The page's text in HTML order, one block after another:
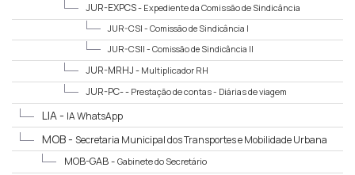
JUR-EXPCS - Expediente da Comissão de Sindicância
JUR-CSI - Comissão de Sindicância I
JUR-CSII - Comissão de Sindicância II
JUR-MRHJ - Multiplicador RH
JUR-PC- - Prestação de contas - Diárias de viagem
LIA - IA WhatsApp
MOB - Secretaria Municipal dos Transportes e Mobilidade Urbana
MOB-GAB - Gabinete do Secretário